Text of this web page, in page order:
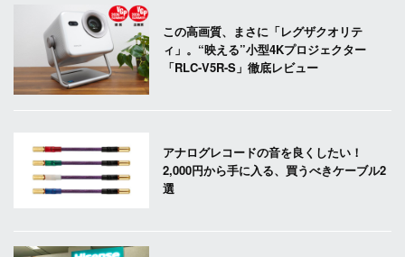
この高画質、まさに「レグザクオリテ
ィ」。“映える”小型4Kプロジェクター
「RLC-V5R-S」徹底レビュー
アナログレコードの音を良くしたい！
2,000円から手に入る、買うべきケーブル2
選